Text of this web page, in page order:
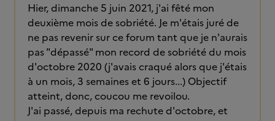
Hier, dimanche 5 juin 2021, j'ai fêté mon
deuxième mois de sobriété. Je m'étais juré de
ne pas revenir sur ce forum tant que je n'aurais
pas "dépassé" mon record de sobriété du mois
d'octobre 2020 (j'avais craqué alors que j'étais
à un mois, 3 semaines et 6 jours...) Objectif
atteint, donc, coucou me revoilou.
J'ai passé, depuis ma rechute d'octobre, et